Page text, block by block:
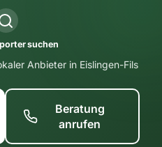
suchen
Anbieter in Eislingen-Fils
Beratung
anrufen